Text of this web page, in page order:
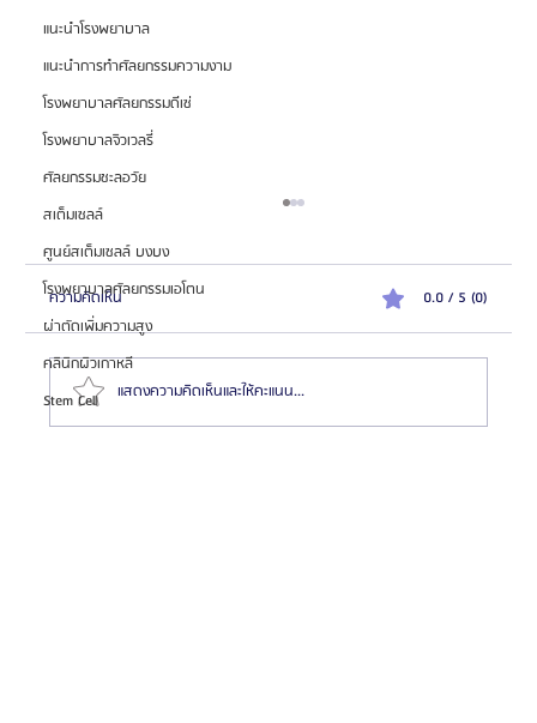
แนะนำโรงพยาบาล
แนะนำการทำศัลยกรรมความงาม
โรงพยาบาลศัลยกรรมดีเซ่
โรงพยาบาลจิวเวลรี่
ศัลยกรรมชะลอวัย
สเต็มเซลล์
ศูนย์สเต็มเซลล์ บงบง
โรงพยาบาลศัลยกรรมเอโตน
ผ่าตัดเพิ่มความสูง
คลินิกผิวเกาหลี
Stem Cell
ความคิดเห็น 0.0 / 5 (0)
แสดงความคิดเห็นและให้คะแนน...